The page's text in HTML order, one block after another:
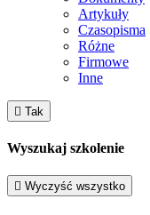
Artykuły
Czasopisma
Różne
Firmowe
Inne
 Tak
Wyszukaj szkolenie
 Wyczyść wszystko